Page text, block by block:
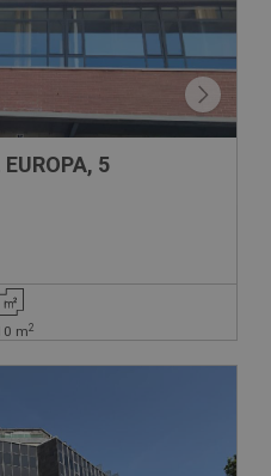
5
m2